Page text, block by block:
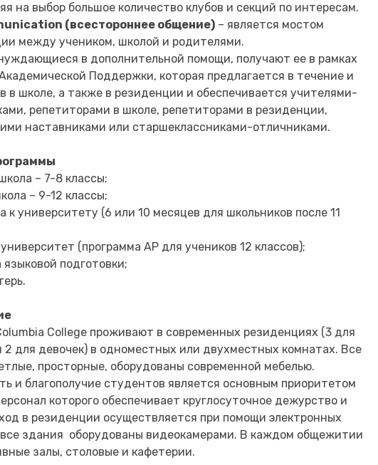
на выбор большое количество клубов и секций по интересам.
(всестороннее общение) – является мостом
между учеником, школой и родителями.
в дополнительной помощи, получают ее в рамках
Поддержки, которая предлагается в течение и
в школе, а также в резиденции и обеспечивается учителями-
репетиторами в школе, репетиторами в резиденции,
наставниками или старшеклассниками-отличниками.
– 7-8 классы;
– 9-12 классы;
к университету (6 или 10 месяцев для школьников после 11
(программа AP для учеников 12 классов);
подготовки;
College проживают в современных резиденциях (3 для
2 для девочек) в одноместных или двухместных комнатах. Все
просторные, оборудованы современной мебелью.
и благополучие студентов является основным приоритетом
которого обеспечивает круглосуточное дежурство и
в резиденции осуществляется при помощи электронных
все здания оборудованы видеокамерами. В каждом общежитии
залы, столовые и кафетерии.